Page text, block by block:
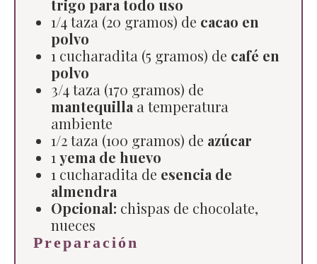
trigo para todo uso
1/4 taza (20 gramos) de cacao en
polvo
1 cucharadita (5 gramos) de café en
polvo
3/4 taza (170 gramos) de
mantequilla a temperatura
ambiente
1/2 taza (100 gramos) de azúcar
1 yema de huevo
1 cucharadita de esencia de
almendra
Opcional: chispas de chocolate,
nueces
Preparación